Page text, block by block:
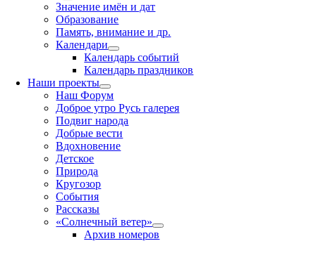
Значение имён и дат
Образование
Память, внимание и др.
Календари
Календарь событий
Календарь праздников
Наши проекты
Наш Форум
Доброе утро Русь галерея
Подвиг народа
Добрые вести
Вдохновение
Детское
Природа
Кругозор
События
Рассказы
«Солнечный ветер»
Архив номеров